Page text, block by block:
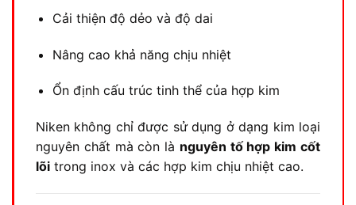
Cải thiện độ dẻo và độ dai
Nâng cao khả năng chịu nhiệt
Ổn định cấu trúc tinh thể của hợp kim
Niken không chỉ được sử dụng ở dạng kim loại
nguyên chất mà còn là nguyên tố hợp kim cốt
lõi trong inox và các hợp kim chịu nhiệt cao.